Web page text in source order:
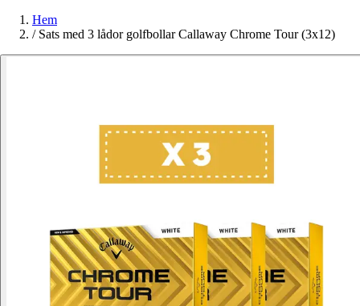
Hem
/ Sats med 3 lådor golfbollar Callaway Chrome Tour (3x12)